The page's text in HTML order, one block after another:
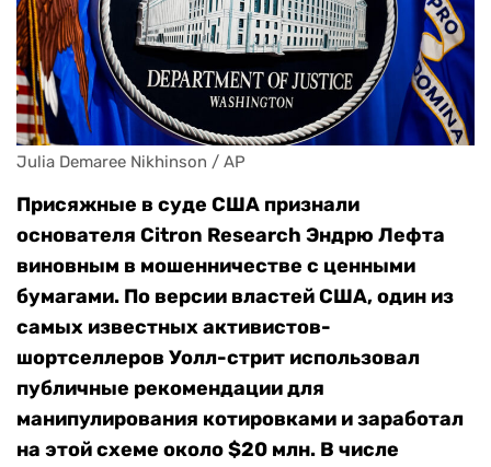
Julia Demaree Nikhinson / AP
Присяжные в суде США признали
основателя Citron Research Эндрю Лефта
виновным в мошенничестве с ценными
бумагами. По версии властей США, один из
самых известных активистов-
шортселлеров Уолл-стрит использовал
публичные рекомендации для
манипулирования котировками и заработал
на этой схеме около $20 млн. В числе